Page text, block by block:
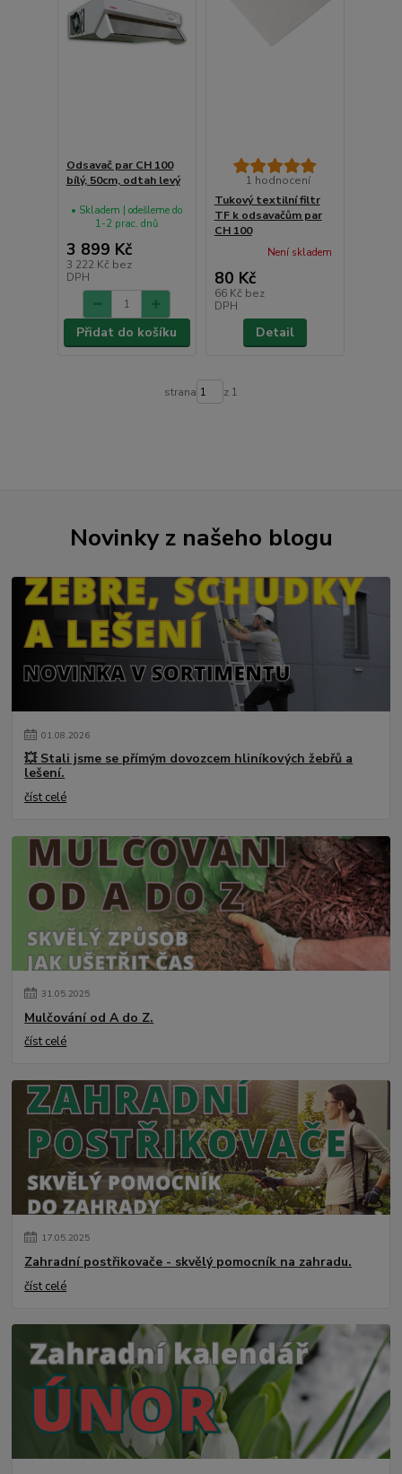
Odsavač par CH 100
bílý, 50cm, odtah levý
3 899 Kč
3 222 Kč bez
DPH
• Skladem | odešleme do
1-2 prac. dnů
Přidat do košíku
1 hodnocení
Tukový textilní filtr
TF k odsavačům par
CH 100
80 Kč
66 Kč bez
DPH
Není skladem
Detail
strana z 1
Novinky z našeho blogu
01.08.2026
💥 Stali jsme se přímým dovozcem hliníkových žebřů a
lešení.
číst celé
31.05.2025
Mulčování od A do Z.
číst celé
17.05.2025
Zahradní postřikovače - skvělý pomocník na zahradu.
číst celé